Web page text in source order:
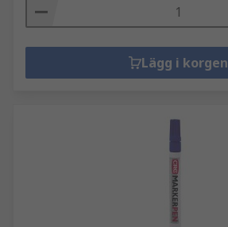
Lägg i korgen